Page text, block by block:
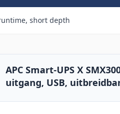
runtime, short depth
APC Smart-UPS X
uitgang, USB,